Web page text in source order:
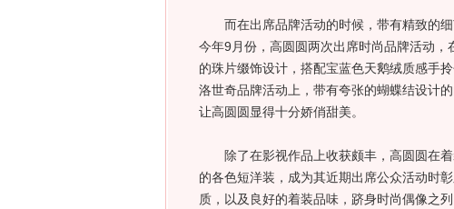
而在出席品牌活动的时候，带有精致的细
今年9月份，高圆圆两次出席时尚品牌活动，
的珠片缀饰设计，搭配宝蓝色天鹅绒质感手
洛世奇品牌活动上，带有夸张的蝴蝶结设计
让高圆圆显得十分娇俏甜美。
除了在影视作品上收获颇丰，高圆圆在着
的各色短洋装，成为其近期出席公众活动时
质，以及良好的着装品味，跻身时尚偶像之